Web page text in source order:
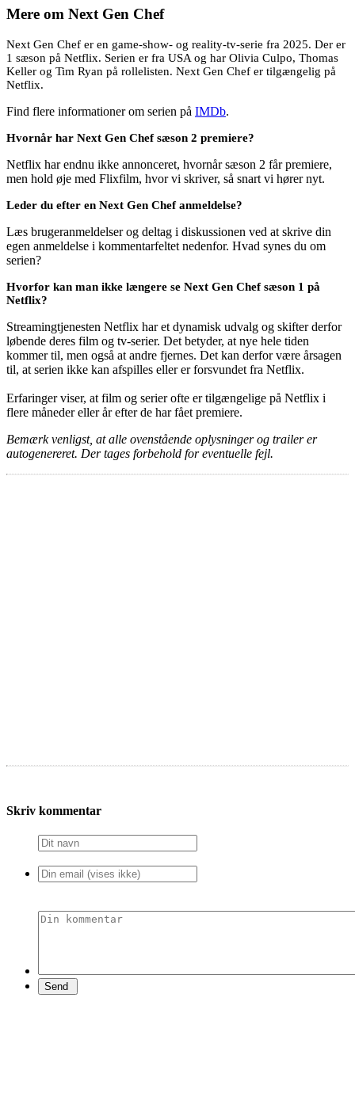
Mere om Next Gen Chef
Next Gen Chef er en game-show- og reality-tv-serie fra 2025. Der er
1 sæson på Netflix. Serien er fra USA og har Olivia Culpo, Thomas
Keller og Tim Ryan på rollelisten. Next Gen Chef er tilgængelig på
Netflix.
Find flere informationer om serien på IMDb.
Hvornår har Next Gen Chef sæson 2 premiere?
Netflix har endnu ikke annonceret, hvornår sæson 2 får premiere,
men hold øje med Flixfilm, hvor vi skriver, så snart vi hører nyt.
Leder du efter en Next Gen Chef anmeldelse?
Læs brugeranmeldelser og deltag i diskussionen ved at skrive din
egen anmeldelse i kommentarfeltet nedenfor. Hvad synes du om
serien?
Hvorfor kan man ikke længere se Next Gen Chef sæson 1 på
Netflix?
Streamingtjenesten Netflix har et dynamisk udvalg og skifter derfor
løbende deres film og tv-serier. Det betyder, at nye hele tiden
kommer til, men også at andre fjernes. Det kan derfor være årsagen
til, at serien ikke kan afspilles eller er forsvundet fra Netflix.
Erfaringer viser, at film og serier ofte er tilgængelige på Netflix i
flere måneder eller år efter de har fået premiere.
Bemærk venligst, at alle ovenstående oplysninger og trailer er
autogenereret. Der tages forbehold for eventuelle fejl.
Skriv kommentar